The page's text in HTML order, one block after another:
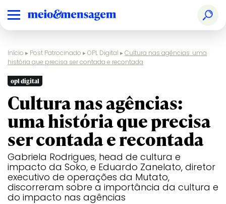
Início ▸ Post Patrocinado ▸OPL Digital ▸Cultura nas agências: uma
história que precisa ser contada e recontada
opl digital
Cultura nas agências:
uma história que precisa
ser contada e recontada
Gabriela Rodrigues, head de cultura e
impacto da Soko, e Eduardo Zanelato, diretor
executivo de operações da Mutato,
discorreram sobre a importância da cultura e
do impacto nas agências